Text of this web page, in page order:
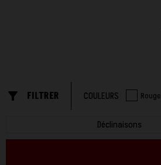
filter_list_alt FILTRER COULEURS Rouge
Déclinaisons